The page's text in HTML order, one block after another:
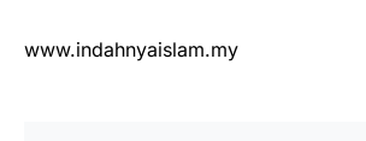
www.indahnyaislam.my